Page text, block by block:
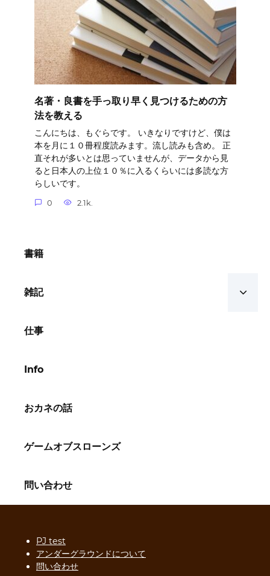
名著・良書を手っ取り早く見つけるための方
法を教える
こんにちは、もぐらです。 いきなりですけど、僕は
本を月に１０冊程度読みます。流し読みも含め。 正
直それが多いとは思っていませんが、データから見
ると日本人の上位１０％に入るくらいには多読な方
らしいです。
0 2.1k.
書籍
雑記
仕事
Info
おカネの話
ゲームオブスローンズ
問い合わせ
PJ test
アンダーグラウンドについて
問い合わせ